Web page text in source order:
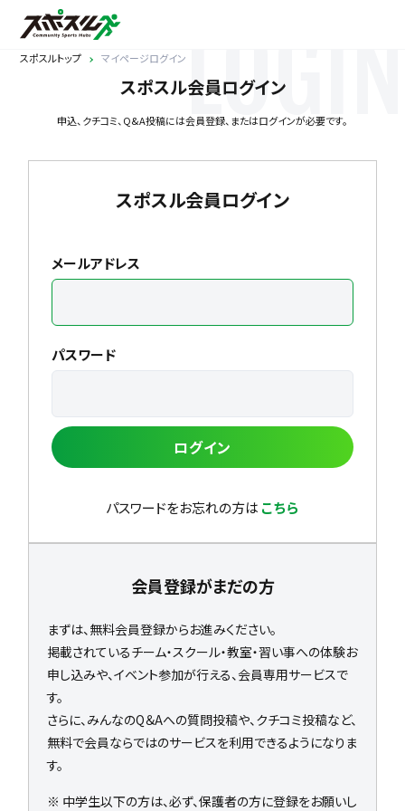
スポスルトップ マイページログイン
スポスル会員ログイン
申込、クチコミ、Q&A投稿には会員登録、またはログインが必要です。
LOGIN
スポスル会員ログイン
メールアドレス
パスワード
ログイン
パスワードをお忘れの方は こちら
会員登録がまだの方
まずは、無料会員登録からお進みください。
掲載されているチーム・スクール・教室・習い事への体験お
申し込みや、イベント参加が行える、会員専用サービスで
す。
さらに、みんなのQ＆Aへの質問投稿や、クチコミ投稿など、
無料で会員ならではのサービスを利用できるようになりま
す。
※ 中学生以下の方は、必ず、保護者の方に登録をお願いし